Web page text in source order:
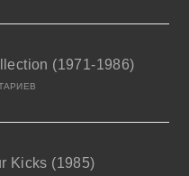
(1971-1986)
Kicks (1985)